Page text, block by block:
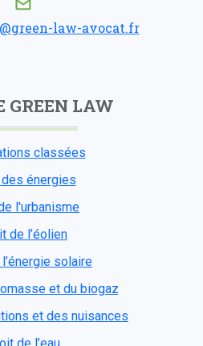
law-avocat.fr
GREEN LAW
classées
énergies
l'urbanisme
de l’éolien
solaire
et du biogaz
et des nuisances
de l’eau